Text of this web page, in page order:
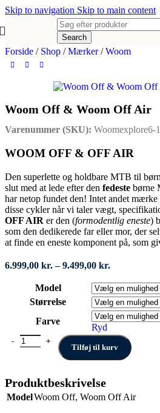
Skip to navigation Skip to main content
Search
Forside / Shop / Mærker/ Woom
Woom Off & Woom Off Air
Varenummer (SKU): Woomexplore6-1
WOOM OFF & OFF AIR
Den superlette og holdbare MTB til
slut med at lede efter den fedeste børne
har netop fundet den! Intet andet
disse cykler når vi taler vægt,
OFF AIR er den (formodentlig eneste)
som den dedikerede far eller mor, der
at finde en eneste komponent på, som
6.999,00 kr. – 9.499,00 kr.
til
9.499,00 kr.
Model
Størrelse
Farve
Ryd
Woom Off & Woom Off Air antal
Tilføj til kurv
Produktbeskrivelse
ModelWoom Off, Woom Off Air